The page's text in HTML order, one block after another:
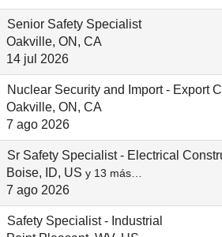
Senior Safety Specialist
Oakville, ON, CA
14 jul 2026
Nuclear Security and Import - Export
Oakville, ON, CA
7 ago 2026
Sr Safety Specialist - Electrical
Boise, ID, US y 13 más…
7 ago 2026
Safety Specialist - Industrial